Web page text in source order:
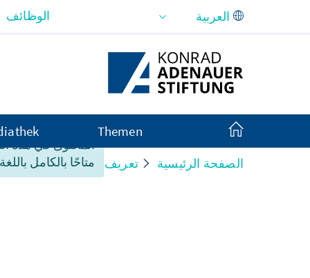
تخطي إلى المحتوى الرئيسي
المحتوى في هذه
متاحًا بالكامل
الوظائف
Themen
الصفحة الرئيسية تعريف بنا Organisation